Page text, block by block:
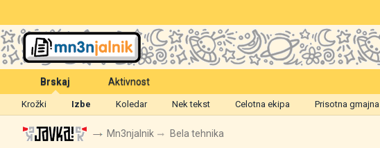
Brskaj
Krožki Izbe Koledar Nek tekst Celotna ekipa Prisotna gmajna
Aktivnost
Mn3njalnik Bela tehnika